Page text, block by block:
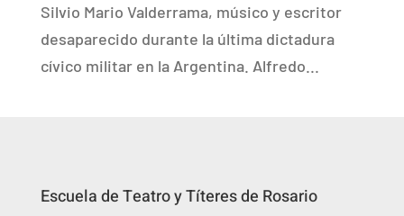
Silvio Mario Valderrama, músico y escritor
desaparecido durante la última dictadura
cívico militar en la Argentina. Alfredo...
Escuela de Teatro y Títeres de Rosario